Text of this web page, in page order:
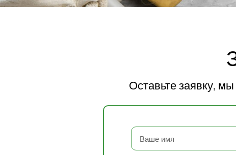
Оставьте заявку,